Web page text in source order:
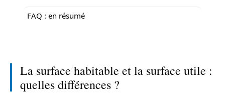
FAQ : en résumé
La surface habitable et la surface utile :
quelles différences ?